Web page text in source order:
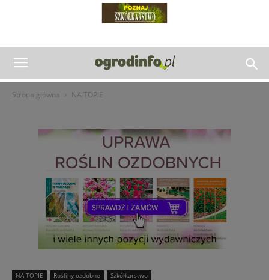
Strona główna NA TOPIE
NA TOPIE Rośliny ozdobne Szkółkarstwo